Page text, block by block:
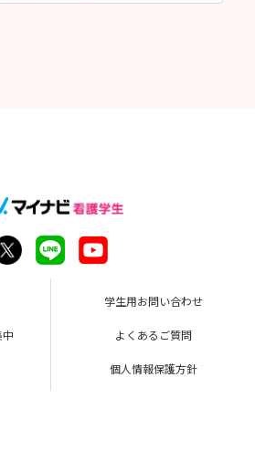
学生用お問い合わせ
よくあるご質問
個人情報保護方針